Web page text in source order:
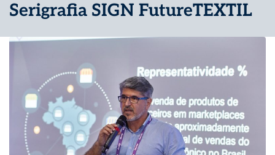
Serigrafia SIGN FutureTEXTIL